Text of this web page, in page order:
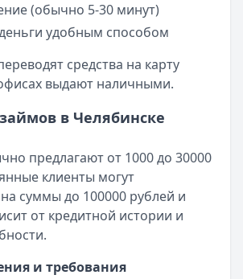
(обычно 5-30 минут)
удобным способом
средства на карту
выдают наличными.
в Челябинске
предлагают от 1000 до 30000
клиенты могут
суммы до 100000 рублей и
от кредитной истории и
и требования